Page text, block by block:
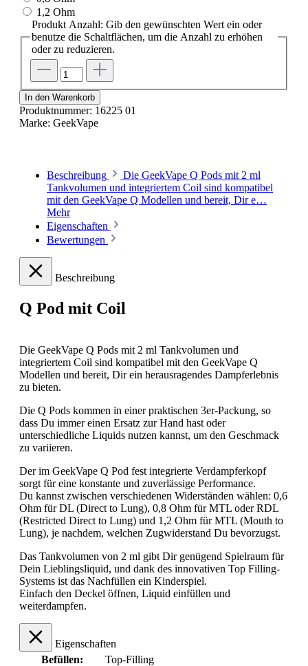
1,2 Ohm
Produkt Anzahl: Gib den gewünschten Wert ein oder
benutze die Schaltflächen, um die Anzahl zu erhöhen
oder zu reduzieren.
In den Warenkorb
Produktnummer: 16225 01
Marke: GeekVape
Beschreibung
Die GeekVape Q Pods mit 2 ml
Tankvolumen und integriertem Coil sind kompatibel
mit den GeekVape Q Modellen und bereit, Dir e…
Mehr
Eigenschaften
Bewertungen
Beschreibung
Q Pod mit Coil
Die GeekVape Q Pods mit 2 ml Tankvolumen und
integriertem Coil sind kompatibel mit den GeekVape Q
Modellen und bereit, Dir ein herausragendes Dampferlebnis
zu bieten.
Die Q Pods kommen in einer praktischen 3er-Packung, so
dass Du immer einen Ersatz zur Hand hast oder
unterschiedliche Liquids nutzen kannst, um den Geschmack
zu variieren.
Der im GeekVape Q Pod fest integrierte Verdampferkopf
sorgt für eine konstante und zuverlässige Performance.
Du kannst zwischen verschiedenen Widerständen wählen: 0,6
Ohm für DL (Direct to Lung), 0,8 Ohm für MTL oder RDL
(Restricted Direct to Lung) und 1,2 Ohm für MTL (Mouth to
Lung), je nachdem, welchen Zugwiderstand Du bevorzugst.
Das Tankvolumen von 2 ml gibt Dir genügend Spielraum für
Dein Lieblingsliquid, und dank des innovativen Top Filling-
Systems ist das Nachfüllen ein Kinderspiel.
Einfach den Deckel öffnen, Liquid einfüllen und
weiterdampfen.
Eigenschaften
Befüllen:
Top-Filling